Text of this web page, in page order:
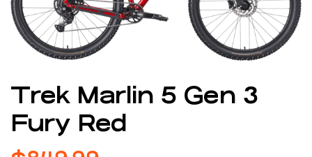
Trek Marlin 5 Gen 3
Fury Red